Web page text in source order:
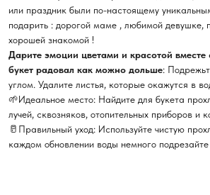
или праздник были по-настоящему
подарить : дорогой маме , любимой девушке,
хорошей знакомой !
Дарите эмоции цветами и красотой
букет радовал как можно дольше:
углом. Удалите листья, которые окажутся в
🌱Идеальное место: Найдите для букета
лучей, сквозняков, отопительных приборов и
🥛Правильный уход: Используйте чистую
каждом обновлении воды немного подрезайте